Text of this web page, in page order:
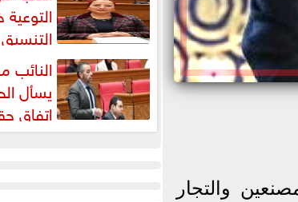
والتجار
الطلاب من النصبالنائب
يسأل
اتفاق